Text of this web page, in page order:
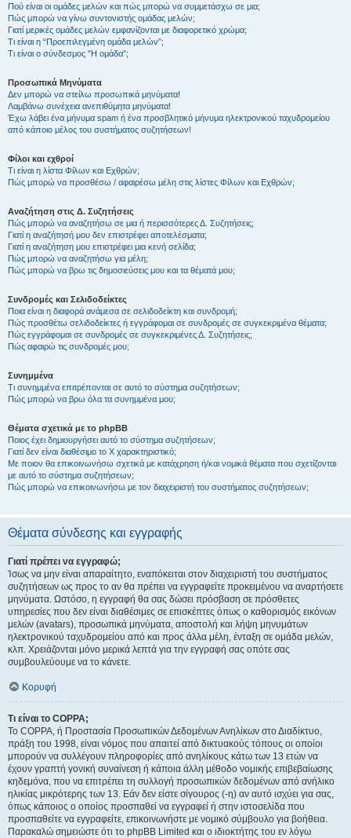
Πού είναι οι ομάδες μελών και πώς μπορώ να συμμετάσχω σε μια;
Πώς μπορώ να γίνω συντονιστής ομάδας μελών;
Γιατί μερικές ομάδες μελών εμφανίζονται με διαφορετικό χρώμα;
Τι είναι η “Προεπιλεγμένη ομάδα μελών”;
Τι είναι ο σύνδεσμος "Η ομάδα”;
Προσωπικά Μηνύματα
Δεν μπορώ να στείλω προσωπικά μηνύματα!
Λαμβάνω συνέχεια ανεπιθύμητα μηνύματα!
Έχω λάβει ένα μήνυμα spam ή ένα προσβλητικό μήνυμα ηλεκτρονικού ταχυδρομείου
από κάποιο μέλος του συστήματος συζητήσεων!
Φίλοι και εχθροί
Τι είναι η λίστα Φίλων και Εχθρών;
Πώς μπορώ να προσθέσω / αφαιρέσω μέλη στις λίστες Φίλων και Εχθρών;
Αναζήτηση στις Δ. Συζητήσεις
Πώς μπορώ να αναζητήσω σε μια ή περισσότερες Δ. Συζητήσεις;
Γιατί η αναζήτησή μου δεν επιστρέφει αποτελέσματα;
Γιατί η αναζήτηση μου επιστρέφει μια κενή σελίδα;
Πώς μπορώ να αναζητήσω για μέλη;
Πώς μπορώ να βρω τις δημοσιεύσεις μου και τα θέματά μου;
Συνδρομές και Σελιδοδείκτες
Ποια είναι η διαφορά ανάμεσα σε σελιδοδείκτη και συνδρομή;
Πώς προσθέτω σελιδοδείκτες ή εγγράφομαι σε συνδρομές σε συγκεκριμένα θέματα;
Πώς εγγράφομαι σε συνδρομές σε συγκεκριμένες Δ. Συζητήσεις;
Πώς αφαιρώ τις συνδρομές μου;
Συνημμένα
Τι συνημμένα επιτρέπονται σε αυτό το σύστημα συζητήσεων;
Πώς μπορώ να βρω όλα τα συνημμένα μου;
Θέματα σχετικά με το phpBB
Ποιος έχει δημιουργήσει αυτό το σύστημα συζητήσεων;
Γιατί δεν είναι διαθέσιμο το Χ χαρακτηριστικό;
Με ποιον θα επικοινωνήσω σχετικά με κατάχρηση ή/και νομικά θέματα που σχετίζονται
με αυτό το σύστημα συζητήσεων;
Πώς μπορώ να επικοινωνήσω με τον διαχειριστή του συστήματος συζητήσεων;
Θέματα σύνδεσης και εγγραφής
Γιατί πρέπει να εγγραφώ;
Ίσως να μην είναι απαραίτητο, εναπόκειται στον διαχειριστή του συστήματος
συζητήσεων ως προς το αν θα πρέπει να εγγραφείτε προκειμένου να αναρτήσετε
μηνύματα. Ωστόσο, η εγγραφή θα σας δώσει πρόσβαση σε πρόσθετες
υπηρεσίες που δεν είναι διαθέσιμες σε επισκέπτες όπως ο καθορισμός εικόνων
μελών (avatars), προσωπικά μηνύματα, αποστολή και λήψη μηνυμάτων
ηλεκτρονικού ταχυδρομείου από και προς άλλα μέλη, ένταξη σε ομάδα μελών,
κλπ. Χρειάζονται μόνο μερικά λεπτά για την εγγραφή σας οπότε σας
συμβουλεύουμε να το κάνετε.
Κορυφή
Τι είναι το COPPA;
Το COPPA, ή Προστασία Προσωπικών Δεδομένων Ανηλίκων στο Διαδίκτυο,
πράξη του 1998, είναι νόμος που απαιτεί από δικτυακούς τόπους οι οποίοι
μπορούν να συλλέγουν πληροφορίες από ανηλίκους κάτω των 13 ετών να
έχουν γραπτή γονική συναίνεση ή κάποια άλλη μέθοδο νομικής επιβεβαίωσης
κηδεμόνα, που να επιτρέπει τη συλλογή προσωπικών δεδομένων από ανήλικο
ηλικίας μικρότερης των 13. Εάν δεν είστε σίγουρος (-η) αν αυτό ισχύει για σας,
όπως κάποιος ο οποίος προσπαθεί να εγγραφεί ή στην ιστοσελίδα που
προσπαθείτε να εγγραφείτε, επικοινωνήστε με νομικό σύμβουλο για βοήθεια.
Παρακαλώ σημειώστε ότι το phpBB Limited και ο ιδιοκτήτης του εν λόγω